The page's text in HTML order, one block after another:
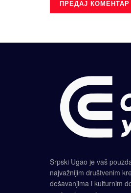
Srpski Ugao je vaš
najvažnijim društvenim
dešavanjima i kulturnim